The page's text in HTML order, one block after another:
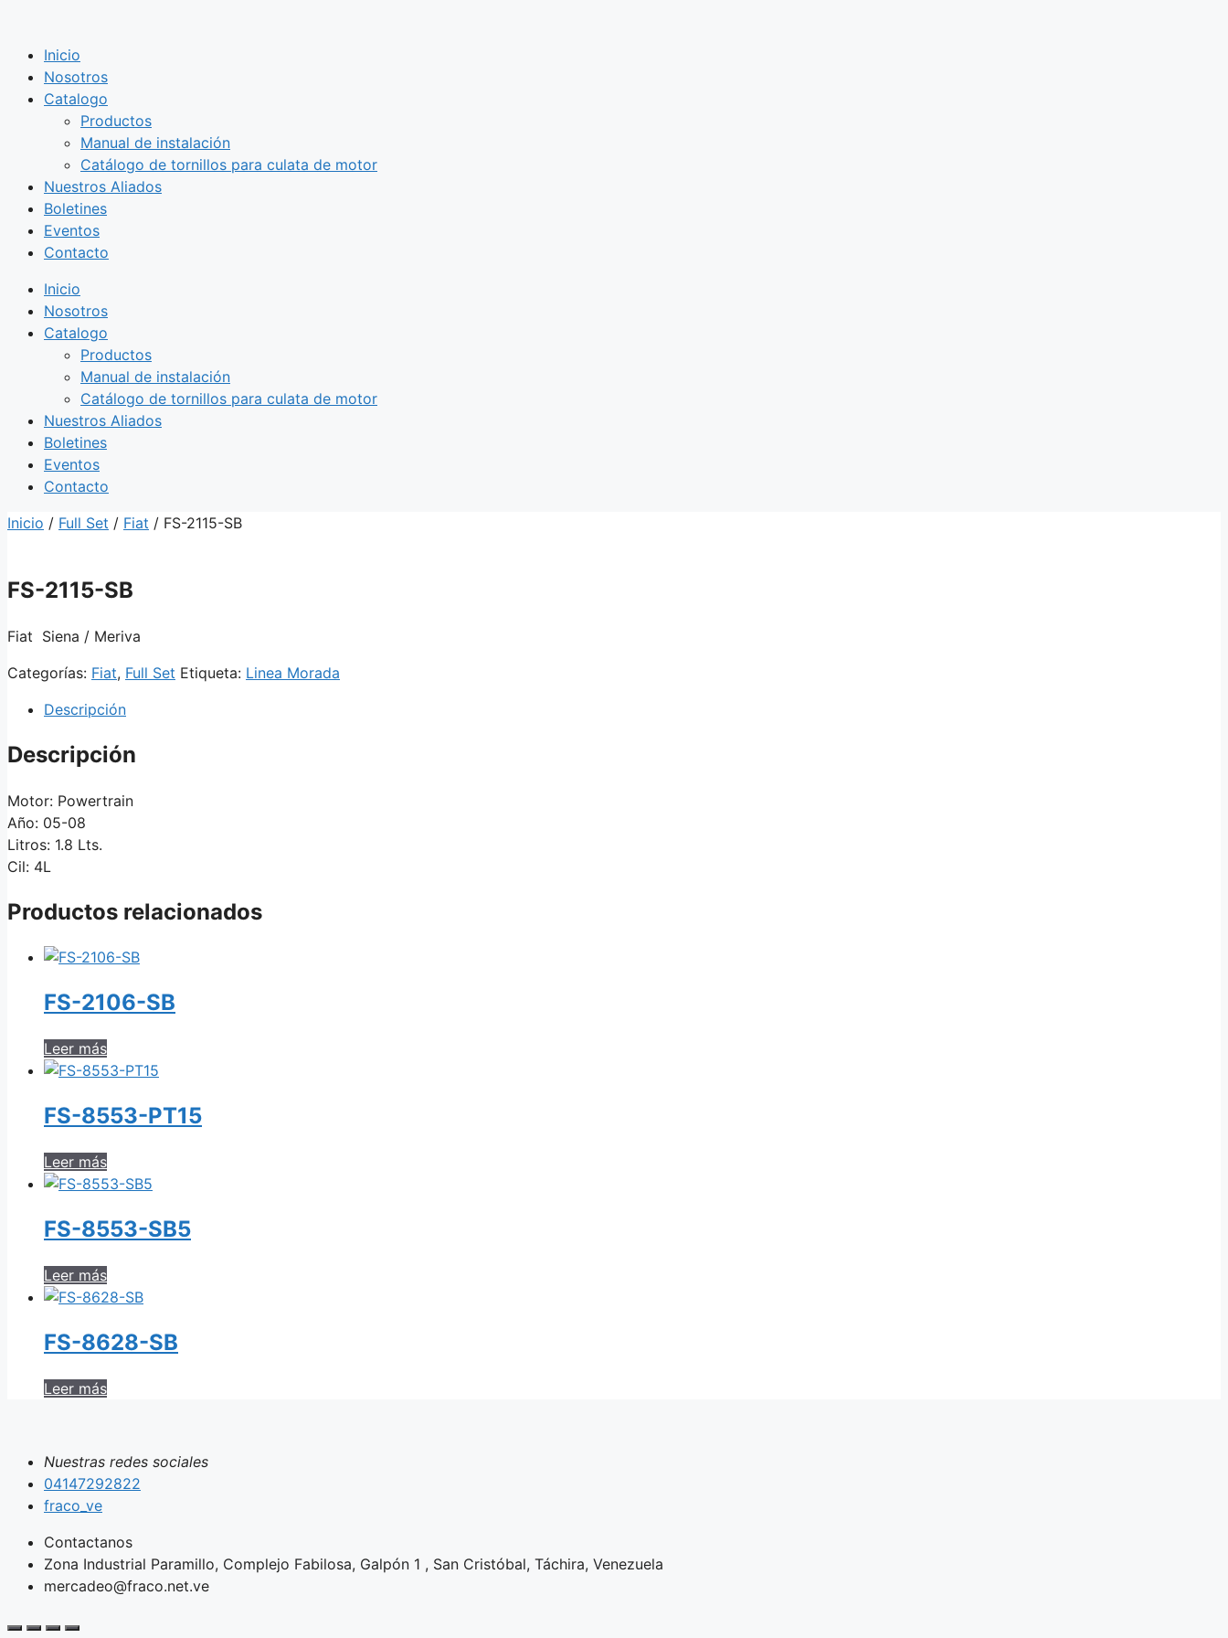
contenido
Inicio
Nosotros
Catalogo
Productos
Manual de instalación
Catálogo de tornillos para culata de motor
Nuestros Aliados
Boletines
Eventos
Contacto
Inicio
Nosotros
Catalogo
Productos
Manual de instalación
Catálogo de tornillos para culata de motor
Nuestros Aliados
Boletines
Eventos
Contacto
Inicio / Full Set / Fiat / FS-2115-SB
FS-2115-SB
Fiat Siena / Meriva
Categorías: Fiat, Full Set Etiqueta: Linea Morada
Descripción
Descripción
Motor: Powertrain
Año: 05-08
Litros: 1.8 Lts.
Cil: 4L
Productos relacionados
FS-2106-SB
Leer más
FS-8553-PT15
Leer más
FS-8553-SB5
Leer más
FS-8628-SB
Leer más
Nuestras redes sociales
04147292822
fraco_ve
Contactanos
Zona Industrial Paramillo, Complejo Fabilosa, Galpón 1 , San Cristóbal, Táchira, Venezuela
mercadeo@fraco.net.ve